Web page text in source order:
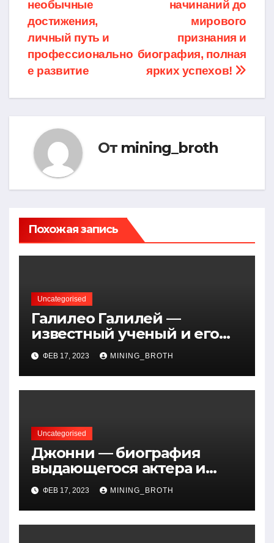
начинаний до
мирового
признания и
биография, полная
ярких успехов!
необычные
достижения,
личный путь и
профессионально
е развитие
От mining_broth
Похожая запись
Uncategorised
Галилео Галилей —
известный ученый и его
открытия — краткая
биография, достижения и
вклад в науку
ФЕВ 17, 2023 MINING_BROTH
Uncategorised
Джонни — биография
выдающегося актера и
талантливого певца, чья
артистичность захватывает
миллионы сердец
ФЕВ 17, 2023 MINING_BROTH